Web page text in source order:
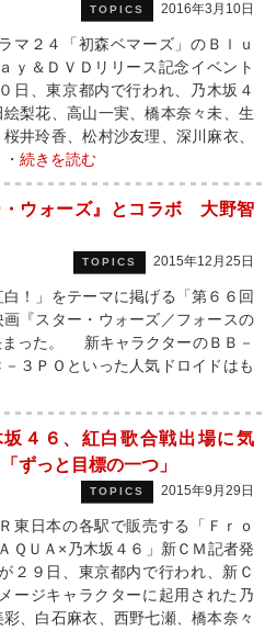
TOPICS 2016年3月10日
マ２４「初森ベマーズ」のＢｌｕ
ｙ＆ＤＶＤリリース記念イベント
日、東京都内で行われ、乃木坂４
梨花、高山一実、橋本奈々未、生
井玲香、松村沙友理、深川麻衣、
続きを読む
ウォーズ』とコラボ 大野智
TOPICS 2015年12月25日
！」をテーマに掲げる「第６６回
『スター・ウォーズ／フォースの
った。 新キャラクターのＢＢ－
３ＰＯといった人気ドロイドはも
坂４６、紅白歌合戦出場に気
ずっと目標の一つ」
TOPICS 2015年9月29日
東日本の各駅で販売する「Ｆｒｏ
ＱＵＡ×乃木坂４６」新ＣＭ記者発
２９日、東京都内で行われ、新Ｃ
ージキャラクターに起用された乃
、白石麻衣、西野七瀬、橋本奈々